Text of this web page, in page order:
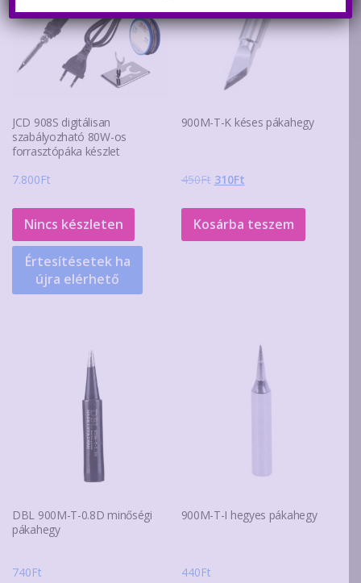
JCD 908S digitálisan
szabályozható 80W-os
forrasztópáka készlet
7.800Ft
Nincs készleten
Értesítésetek ha
újra elérhető
900M-T-K késes pákahegy
450Ft Original
was:
450Ft.
310FtCurrent
is:
310Ft.
Kosárba teszem
DBL 900M-T-0.8D minőségi
pákahegy
740Ft
900M-T-I hegyes pákahegy
440Ft